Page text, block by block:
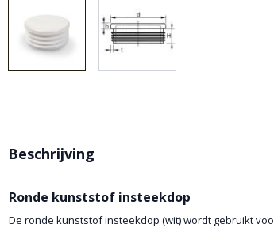
Beschrijving
Ronde kunststof insteekdop
De ronde kunststof insteekdop (wit) wordt gebruikt